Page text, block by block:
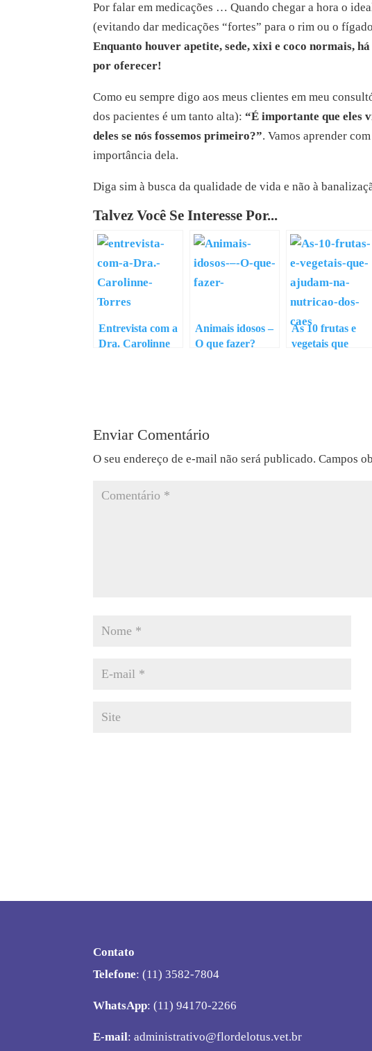
Por falar em medicações … Quando chegar a hora o
(evitando dar medicações “fortes” para o rim ou o
Enquanto houver apetite, sede, xixi e coco normais,
por oferecer!
Como eu sempre digo aos meus clientes em meu
dos pacientes é um tanto alta):“É importante que eles
deles se nós fossemos primeiro?”. Vamos aprender
importância dela.
Diga sim à busca da qualidade de vida e não à
Talvez Você Se Interesse Por...
Entrevista com a
Dra. Carolinne
Animais idosos –
O que fazer?
As 10 frutas e
vegetais que
Enviar Comentário
O seu endereço de e-mail não será publicado. Campos
Contato
Telefone: (11) 3582-7804
WhatsApp: (11) 94170-2266
E-mail: administrativo@flordelotus.vet.br